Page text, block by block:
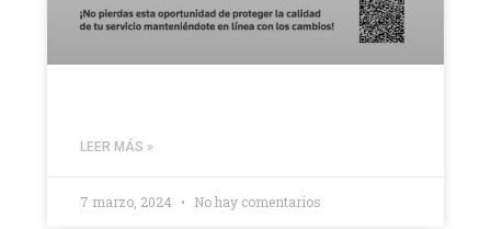
LEER MÁS »
7 marzo, 2024 No hay comentarios